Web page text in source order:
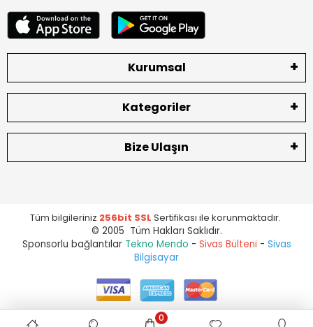
Kurumsal
Kategoriler
Bize Ulaşın
Tüm bilgileriniz 256bit SSL Sertifikası ile korunmaktadır.
© 2005 Tüm Hakları Saklıdır.
Sponsorlu bağlantılar Tekno Mendo - Sivas Bülteni - Sivas
Bilgisayar
0